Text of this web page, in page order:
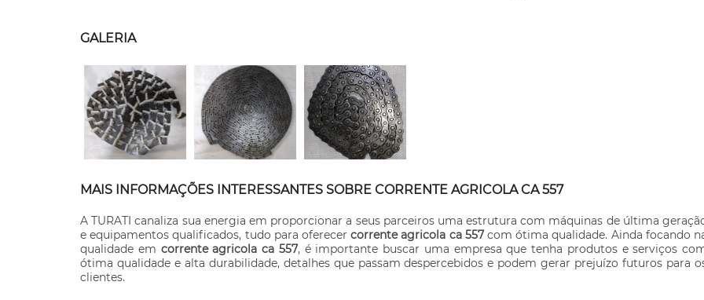
GALERIA
MAIS INFORMAÇÕES INTERESSANTES SOBRE CORRENTE AGRICOLA CA 557
A TURATI canaliza sua energia em proporcionar a seus parceiros uma estrutura com máquinas de última
e equipamentos qualificados, tudo para oferecercorrente agricola ca 557com ótima qualidade. Ainda focando
qualidade em corrente agricola ca 557, é importante buscar uma empresa que tenha produtos e serviços
ótima qualidade e alta durabilidade, detalhes que passam despercebidos e podem gerar prejuízo futuros para
clientes.